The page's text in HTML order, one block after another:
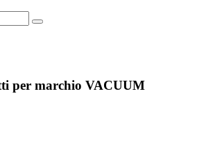
per marchio VACUUM